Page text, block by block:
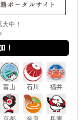
中！
！
富山 石川 福井
京都 奈良 兵庫